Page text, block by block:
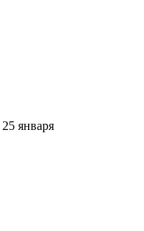
25 января